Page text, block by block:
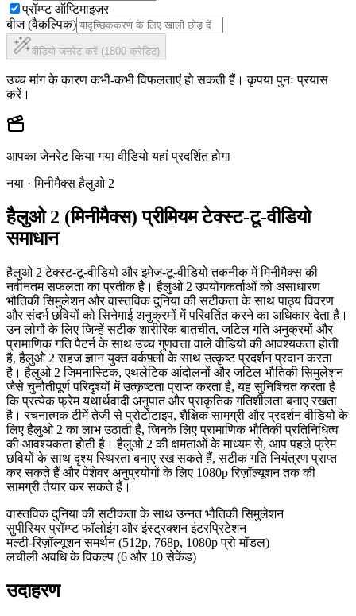
प्रॉम्प्ट ऑप्टिमाइज़र
बीज (वैकल्पिक)
वीडियो जनरेट करें (1800 क्रेडिट)
उच्च मांग के कारण कभी-कभी विफलताएं हो सकती हैं। कृपया पुनः प्रयास
करें।
आपका जेनरेट किया गया वीडियो यहां प्रदर्शित होगा
नया · मिनीमैक्स हैलुओ 2
हैलुओ 2 (मिनीमैक्स) प्रीमियम टेक्स्ट-टू-वीडियो
समाधान
हैलुओ 2 टेक्स्ट-टू-वीडियो और इमेज-टू-वीडियो तकनीक में मिनीमैक्स की
नवीनतम सफलता का प्रतीक है। हैलुओ 2 उपयोगकर्ताओं को असाधारण
भौतिकी सिमुलेशन और वास्तविक दुनिया की सटीकता के साथ पाठ्य विवरण
और संदर्भ छवियों को सिनेमाई अनुक्रमों में परिवर्तित करने का अधिकार देता है।
उन लोगों के लिए जिन्हें सटीक शारीरिक बातचीत, जटिल गति अनुक्रमों और
प्रामाणिक गति पैटर्न के साथ उच्च गुणवत्ता वाले वीडियो की आवश्यकता होती
है, हैलुओ 2 सहज ज्ञान युक्त वर्कफ़्लो के साथ उत्कृष्ट प्रदर्शन प्रदान करता
है। हैलुओ 2 जिमनास्टिक, एथलेटिक आंदोलनों और जटिल भौतिकी सिमुलेशन
जैसे चुनौतीपूर्ण परिदृश्यों में उत्कृष्टता प्राप्त करता है, यह सुनिश्चित करता है
कि प्रत्येक फ्रेम यथार्थवादी अनुपात और प्राकृतिक गतिशीलता बनाए रखता
है। रचनात्मक टीमें तेजी से प्रोटोटाइप, शैक्षिक सामग्री और प्रदर्शन वीडियो के
लिए हैलुओ 2 का लाभ उठाती हैं, जिनके लिए प्रामाणिक भौतिकी प्रतिनिधित्व
की आवश्यकता होती है। हैलुओ 2 की क्षमताओं के माध्यम से, आप पहले फ्रेम
छवियों के साथ दृश्य स्थिरता बनाए रख सकते हैं, सटीक गति नियंत्रण प्राप्त
कर सकते हैं और पेशेवर अनुप्रयोगों के लिए 1080p रिज़ॉल्यूशन तक की
सामग्री तैयार कर सकते हैं।
वास्तविक दुनिया की सटीकता के साथ उन्नत भौतिकी सिमुलेशन
सुपीरियर प्रॉम्प्ट फॉलोइंग और इंस्ट्रक्शन इंटरप्रिटेशन
मल्टी-रिज़ॉल्यूशन समर्थन (512p, 768p, 1080p प्रो मॉडल)
लचीली अवधि के विकल्प (6 और 10 सेकेंड)
उदाहरण